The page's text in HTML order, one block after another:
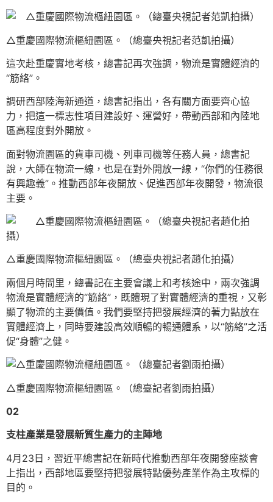
△重慶國際物流樞紐園區。（總臺央視記者范凱拍攝）
這次赴重慶實地考核，總書記再次強調，物流是實體經濟的
“筋絡”。
調研西部陸海新通道，總書記指出，各有關方面要齊心協
力，把這一標志性項目建設好、運營好，帶動西部和內陸地
區高程度對外開放。
面對物流園區的貨車司機、列車司機等任務人員，總書記
說，大師在物流一線，也是在對外開放一線，“你們的任務很
有興趣義”。推動西部年夜開放、促進西部年夜開發，物流很
主要。
△重慶國際物流樞紐園區。（總臺央視記者趙化拍攝）
兩個月時間里，總書記在主要會議上和考核途中，兩次強調
物流是實體經濟的“筋絡”，既體現了對實體經濟的重視，又彰
顯了物流的主要價值。我們要堅持把發展經濟的著力點放在
實體經濟上，同時要建設高效順暢的暢通體系，以“筋絡”之活
促“身體”之健。
△重慶國際物流樞紐園區。（總臺記者劉雨拍攝）
02
支柱產業是發展新質生產力的主陣地
4月23日，習近平總書記在新時代推動西部年夜開發座談會
上指出，西部地區要堅持把發展特點優勢產業作為主攻標的
目的。